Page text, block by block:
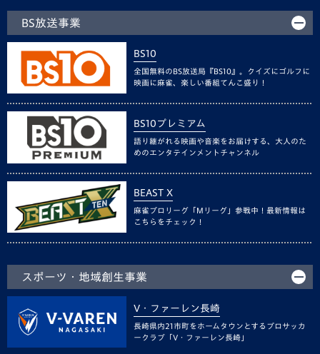
BS放送事業
BS10
全国無料のBS放送局『BS10』。クイズにゴルフに
映画に麻雀、楽しい番組てんこ盛り！
BS10プレミアム
語り継がれる映画や音楽をお届けする、大人のた
めのエンタテインメントチャンネル
BEAST X
麻雀プロリーグ「Mリーグ」参戦中！最新情報は
こちらをチェック！
スポーツ・地域創生事業
V・ファーレン長崎
長崎県内21市町をホームタウンとするプロサッカ
ークラブ「V・ファーレン長崎」